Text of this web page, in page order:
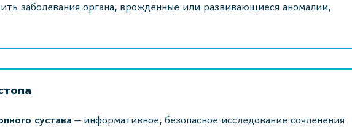
заболевания органа, врождённые или развивающиеся аномалии,
сустава — информативное, безопасное исследование сочленения